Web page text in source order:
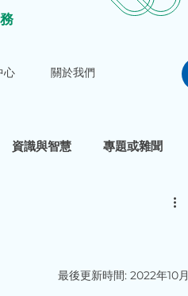
務
心 關於我們
資識與智慧 專題或雜聞
最後更新時間: 2022年10月